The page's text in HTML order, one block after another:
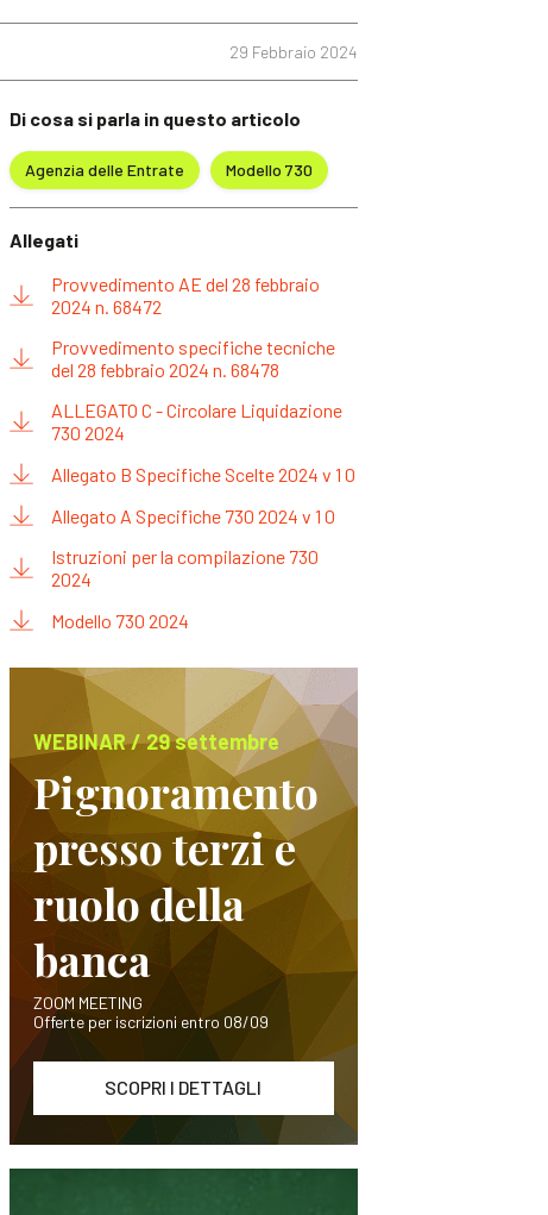
29 Febbraio 2024
Di cosa si parla in questo articolo
Agenzia delle Entrate Modello 730
Allegati
Provvedimento AE del 28 febbraio
2024 n. 68472
Provvedimento specifiche tecniche
del 28 febbraio 2024 n. 68478
ALLEGATO C - Circolare Liquidazione
730 2024
Allegato B Specifiche Scelte 2024 v 1 0
Allegato A Specifiche 730 2024 v 1 0
Istruzioni per la compilazione 730
2024
Modello 730 2024
WEBINAR / 29 settembre
Pignoramento
presso terzi e
ruolo della
banca
ZOOM MEETING
Offerte per iscrizioni entro 08/09
SCOPRI I DETTAGLI